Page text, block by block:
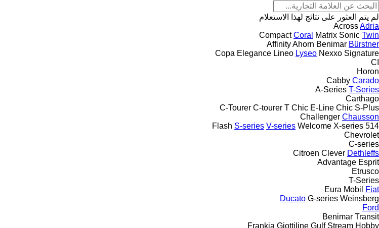
لم يتم العثور على نتائج لهذا الاستعلام
AcrossAdria
Compact Coral Matrix Sonic Twin
AffinityAhorn Benimar Bürstner
Copa Elegance Lineo Lyseo Nexxo Signature
CI
Horon
Cabby Carado
A-Series T-Series
Carthago
C-Tourer C-tourer T Chic E-Line Chic S-Plus
Challenger Chausson
514
Flash S-series V-series Welcome X-series
Chevrolet
C-series
Citroen Clever Dethleffs
Advantage Esprit
Etrusco
T-Series
Eura Mobil
Fiat
Ducato G-series Weinsberg
Ford
Benimar Transit
Frankia Giottiline Gulf Stream Hobby